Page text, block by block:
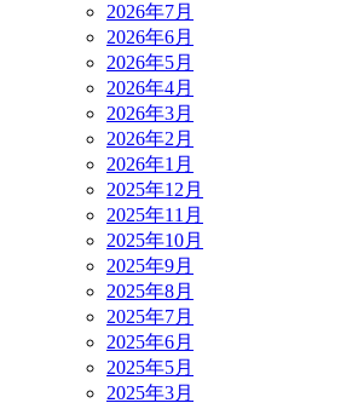
2026年7月
2026年6月
2026年5月
2026年4月
2026年3月
2026年2月
2026年1月
2025年12月
2025年11月
2025年10月
2025年9月
2025年8月
2025年7月
2025年6月
2025年5月
2025年3月